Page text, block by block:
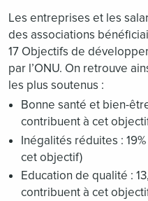
Les entreprises et les
des associations
17 Objectifs de
par l’ONU. On retrouve
les plus soutenus :
Bonne santé et bien-
contribuent à cet
Inégalités réduites :
cet objectif)
Education de qualité :
contribuent à cet